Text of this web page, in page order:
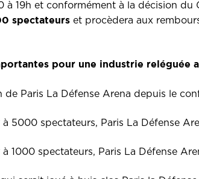
à 19h et conformément à la décision du
spectateurset procèdera aux
pour une industrie reléguée
de Paris La Défense Arena depuis le
5000 spectateurs, Paris La Défense
1000 spectateurs, Paris La Défense